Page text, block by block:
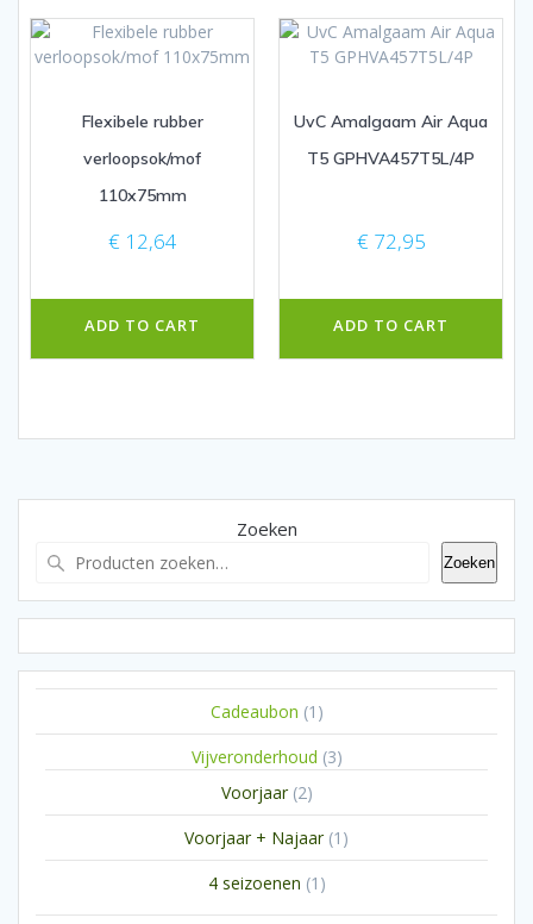
Flexibele rubber
verloopsok/mof
110x75mm
€ 12,64
ADD TO CART
UvC Amalgaam Air Aqua
T5 GPHVA457T5L/4P
€ 72,95
ADD TO CART
Zoeken
Zoeken
Cadeaubon 1 1
product
Vijveronderhoud 33
Voorjaar 22
producten
Voorjaar + Najaar 1 1
product
4 seizoenen 1 1